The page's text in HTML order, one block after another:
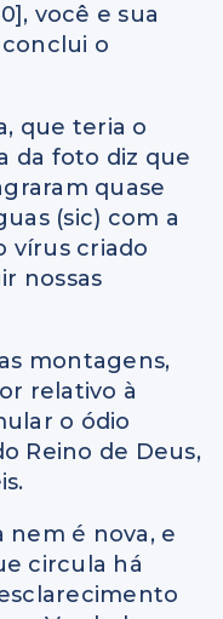
você e sua
o
que teria o
da foto diz que
quase
(sic) com a
vírus criado
nossas
montagens,
relativo à
o ódio
Reino de Deus,
nem é nova, e
circula há